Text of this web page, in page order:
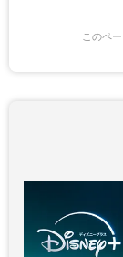
このペ